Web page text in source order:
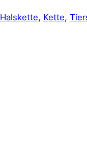
Halskette, Kette,